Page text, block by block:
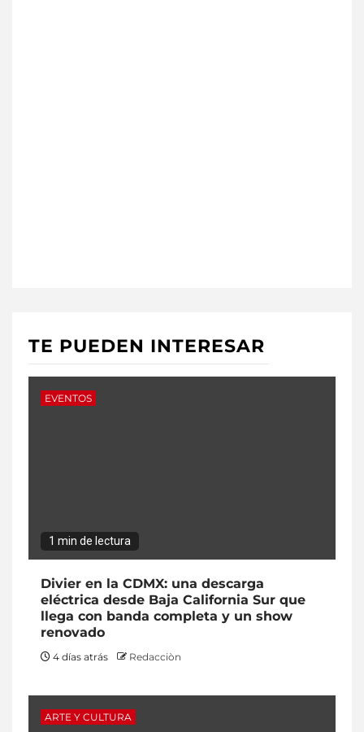
TE PUEDEN INTERESAR
EVENTOS
1 min de lectura
Divier en la CDMX: una descarga
eléctrica desde Baja California Sur que
llega con banda completa y un show
renovado
4 días atrás Redacciòn
ARTE Y CULTURA